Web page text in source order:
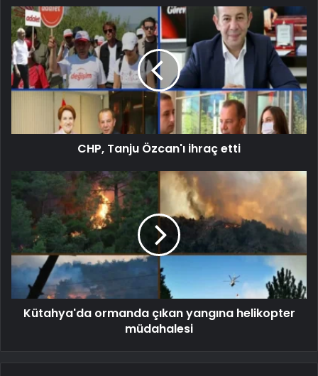
CHP, Tanju Özcan'ı ihraç etti
Kütahya'da ormanda çıkan yangına helikopter
müdahalesi